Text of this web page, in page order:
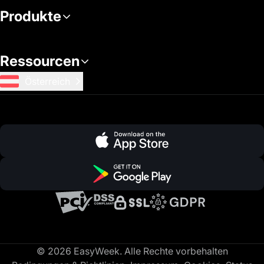
Produkte
Ressourcen
© 2026 EasyWeek. Alle Rechte vorbehalten